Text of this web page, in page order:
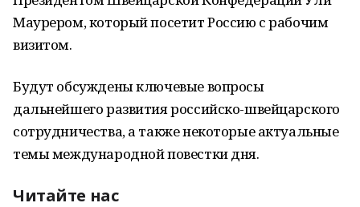
Маурером, который посетит Россию с рабочим
визитом.
Будут обсуждены ключевые вопросы
дальнейшего развития российско-швейцарского
сотрудничества, а также некоторые актуальные
темы международной повестки дня.
Читайте нас